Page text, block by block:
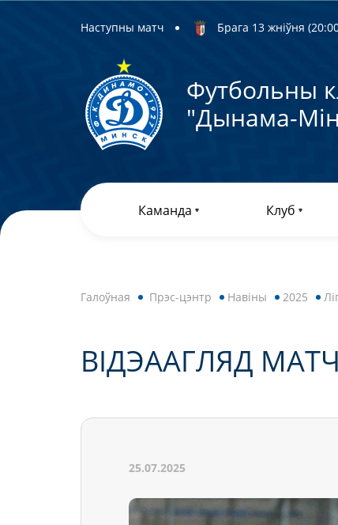
Наступны матч Брага 13 жніўня
Футбольны
"Дынама-
Каманда Клуб
Галоўная Прэс-цэнтр Навiны 2025
ВІДЭААГЛЯД
25.07.2025